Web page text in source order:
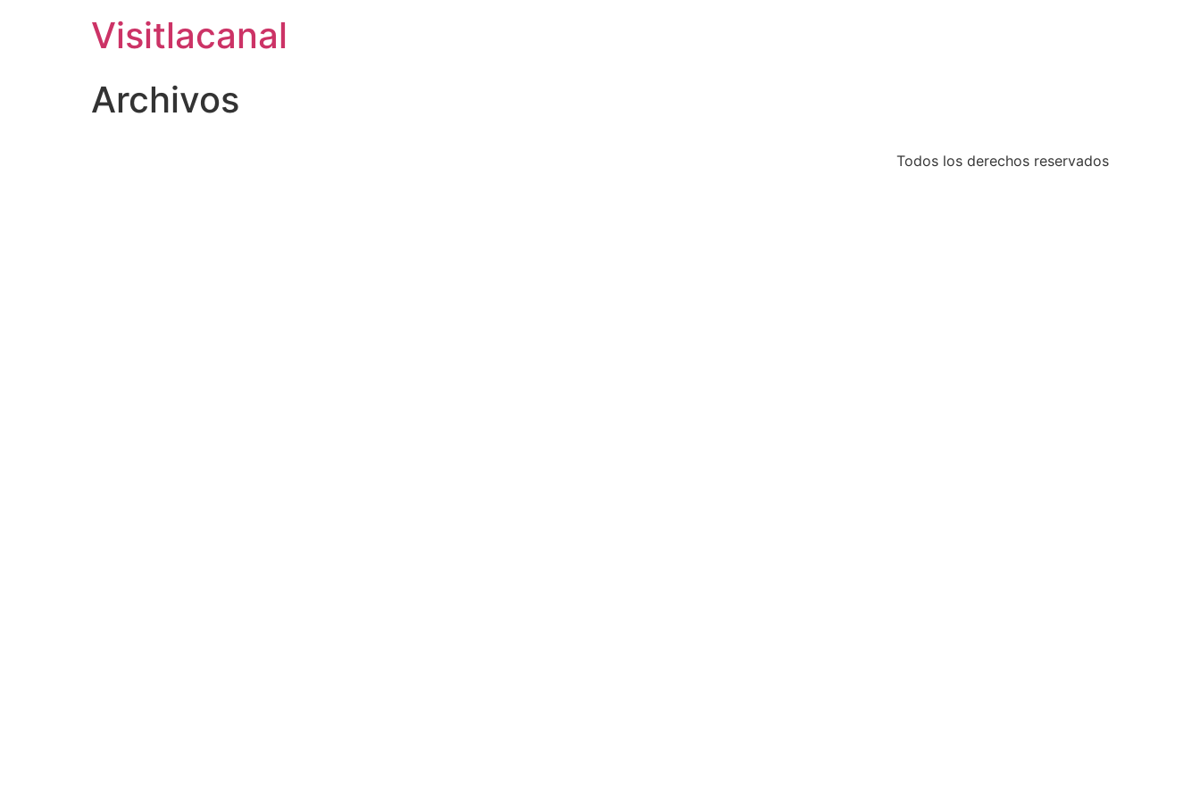
Visitlacanal
Archivos
Todos los derechos reservados